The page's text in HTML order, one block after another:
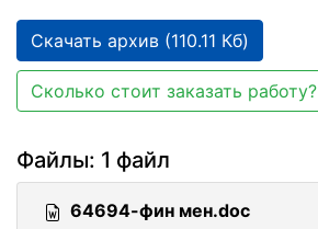
Скачать архив (110.11 Кб)
Сколько стоит заказать работу?
Файлы: 1 файл
64694-фин мен.doc